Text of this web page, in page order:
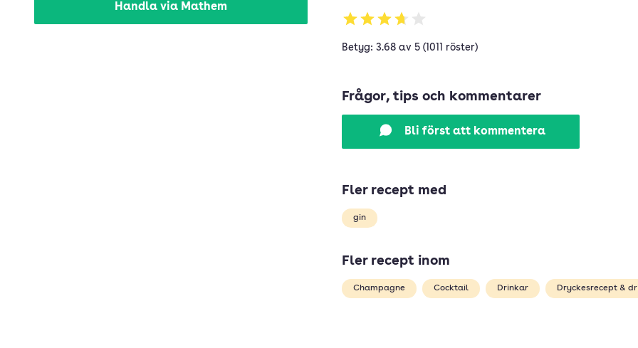
Handla via Mathem
Betyg: 3.68 av 5 (1011 röster)
Frågor, tips och kommentarer
Bli först att kommentera
Fler recept med
gin
Fler recept inom
Champagne Cocktail Drinkar Dryckesrecept &